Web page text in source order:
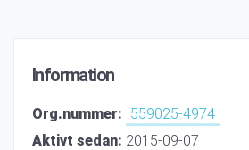
Information
Org.nummer: 559025-4974
Aktivt sedan: 2015-09-07